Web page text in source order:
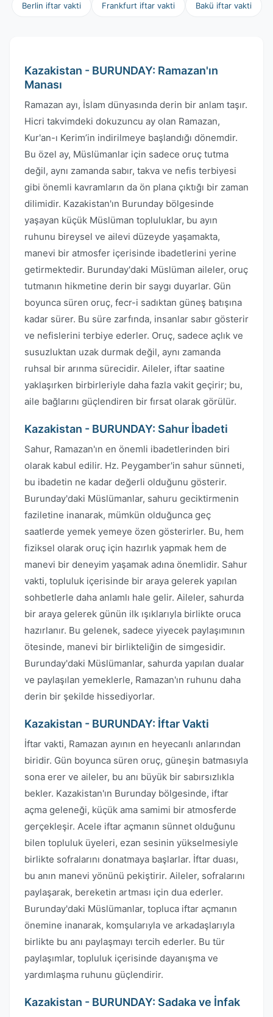
Berlin iftar vakti Frankfurt iftar vakti Bakü iftar vakti
Kazakistan - BURUNDAY: Ramazan'ın
Manası
Ramazan ayı, İslam dünyasında derin bir anlam taşır.
Hicri takvimdeki dokuzuncu ay olan Ramazan,
Kur'an-ı Kerim’in indirilmeye başlandığı dönemdir.
Bu özel ay, Müslümanlar için sadece oruç tutma
değil, aynı zamanda sabır, takva ve nefis terbiyesi
gibi önemli kavramların da ön plana çıktığı bir zaman
dilimidir. Kazakistan'ın Burunday bölgesinde
yaşayan küçük Müslüman topluluklar, bu ayın
ruhunu bireysel ve ailevi düzeyde yaşamakta,
manevi bir atmosfer içerisinde ibadetlerini yerine
getirmektedir. Burunday'daki Müslüman aileler, oruç
tutmanın hikmetine derin bir saygı duyarlar. Gün
boyunca süren oruç, fecr-i sadıktan güneş batışına
kadar sürer. Bu süre zarfında, insanlar sabır gösterir
ve nefislerini terbiye ederler. Oruç, sadece açlık ve
susuzluktan uzak durmak değil, aynı zamanda
ruhsal bir arınma sürecidir. Aileler, iftar saatine
yaklaşırken birbirleriyle daha fazla vakit geçirir; bu,
aile bağlarını güçlendiren bir fırsat olarak görülür.
Kazakistan - BURUNDAY: Sahur İbadeti
Sahur, Ramazan'ın en önemli ibadetlerinden biri
olarak kabul edilir. Hz. Peygamber'in sahur sünneti,
bu ibadetin ne kadar değerli olduğunu gösterir.
Burunday'daki Müslümanlar, sahuru geciktirmenin
faziletine inanarak, mümkün olduğunca geç
saatlerde yemek yemeye özen gösterirler. Bu, hem
fiziksel olarak oruç için hazırlık yapmak hem de
manevi bir deneyim yaşamak adına önemlidir. Sahur
vakti, topluluk içerisinde bir araya gelerek yapılan
sohbetlerle daha anlamlı hale gelir. Aileler, sahurda
bir araya gelerek günün ilk ışıklarıyla birlikte oruca
hazırlanır. Bu gelenek, sadece yiyecek paylaşımının
ötesinde, manevi bir birlikteliğin de simgesidir.
Burunday'daki Müslümanlar, sahurda yapılan dualar
ve paylaşılan yemeklerle, Ramazan'ın ruhunu daha
derin bir şekilde hissediyorlar.
Kazakistan - BURUNDAY: İftar Vakti
İftar vakti, Ramazan ayının en heyecanlı anlarından
biridir. Gün boyunca süren oruç, güneşin batmasıyla
sona erer ve aileler, bu anı büyük bir sabırsızlıkla
bekler. Kazakistan'ın Burunday bölgesinde, iftar
açma geleneği, küçük ama samimi bir atmosferde
gerçekleşir. Acele iftar açmanın sünnet olduğunu
bilen topluluk üyeleri, ezan sesinin yükselmesiyle
birlikte sofralarını donatmaya başlarlar. İftar duası,
bu anın manevi yönünü pekiştirir. Aileler, sofralarını
paylaşarak, bereketin artması için dua ederler.
Burunday'daki Müslümanlar, topluca iftar açmanın
önemine inanarak, komşularıyla ve arkadaşlarıyla
birlikte bu anı paylaşmayı tercih ederler. Bu tür
paylaşımlar, topluluk içerisinde dayanışma ve
yardımlaşma ruhunu güçlendirir.
Kazakistan - BURUNDAY: Sadaka ve İnfak